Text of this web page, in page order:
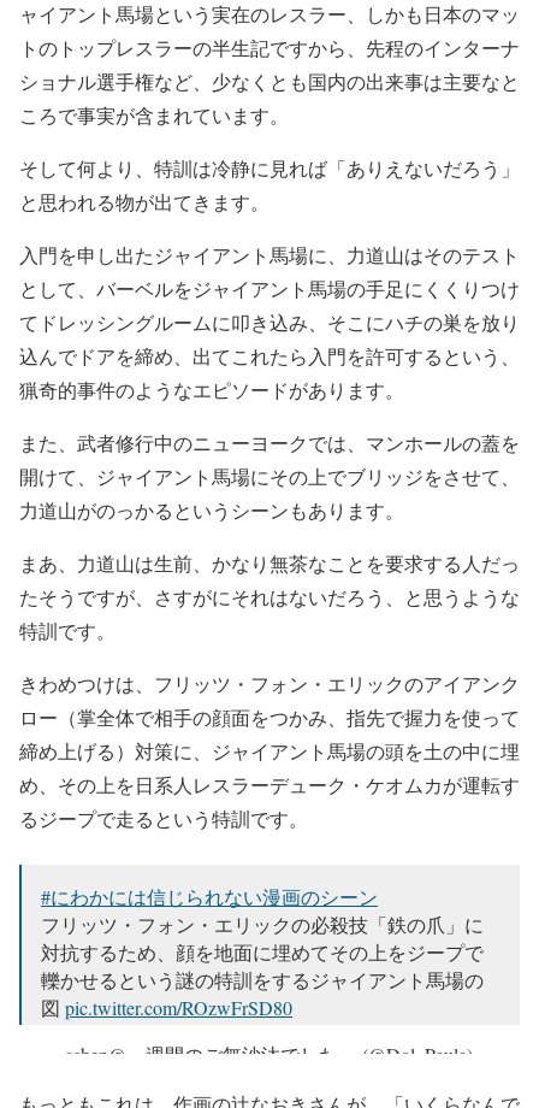
ャイアント馬場という実在のレスラー、しかも日本のマッ
トのトップレスラーの半生記ですから、先程のインターナ
ショナル選手権など、少なくとも国内の出来事は主要なと
ころで事実が含まれています。
そして何より、特訓は冷静に見れば「ありえないだろう」
と思われる物が出てきます。
入門を申し出たジャイアント馬場に、力道山はそのテスト
として、バーベルをジャイアント馬場の手足にくくりつけ
てドレッシングルームに叩き込み、そこにハチの巣を放り
込んでドアを締め、出てこれたら入門を許可するという、
猟奇的事件のようなエピソードがあります。
また、武者修行中のニューヨークでは、マンホールの蓋を
開けて、ジャイアント馬場にその上でブリッジをさせて、
力道山がのっかるというシーンもあります。
まあ、力道山は生前、かなり無茶なことを要求する人だっ
たそうですが、さすがにそれはないだろう、と思うような
特訓です。
きわめつけは、フリッツ・フォン・エリックのアイアンク
ロー（掌全体で相手の顔面をつかみ、指先で握力を使って
締め上げる）対策に、ジャイアント馬場の頭を土の中に埋
め、その上を日系人レスラーデューク・ケオムカが運転す
るジープで走るという特訓です。
#にわかには信じられない漫画のシーン
フリッツ・フォン・エリックの必殺技「鉄の爪」に
対抗するため、顔を地面に埋めてその上をジープで
轢かせるという謎の特訓をするジャイアント馬場の
図 pic.twitter.com/ROzwFrSD80
— ashen@一週間のご無沙汰でした。 (@Dol_Paula)